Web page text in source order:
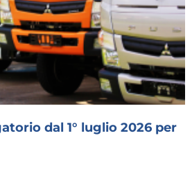
dal 1° luglio 2026 per